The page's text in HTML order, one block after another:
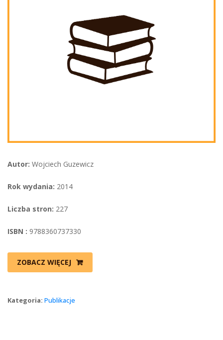
Autor: Wojciech Guzewicz
Rok wydania: 2014
Liczba stron: 227
ISBN : 9788360737330
ZOBACZ WIĘCEJ
Kategoria: Publikacje